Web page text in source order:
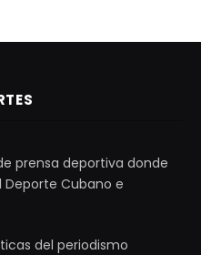
prensa deportiva donde
Cubano e
del periodismo